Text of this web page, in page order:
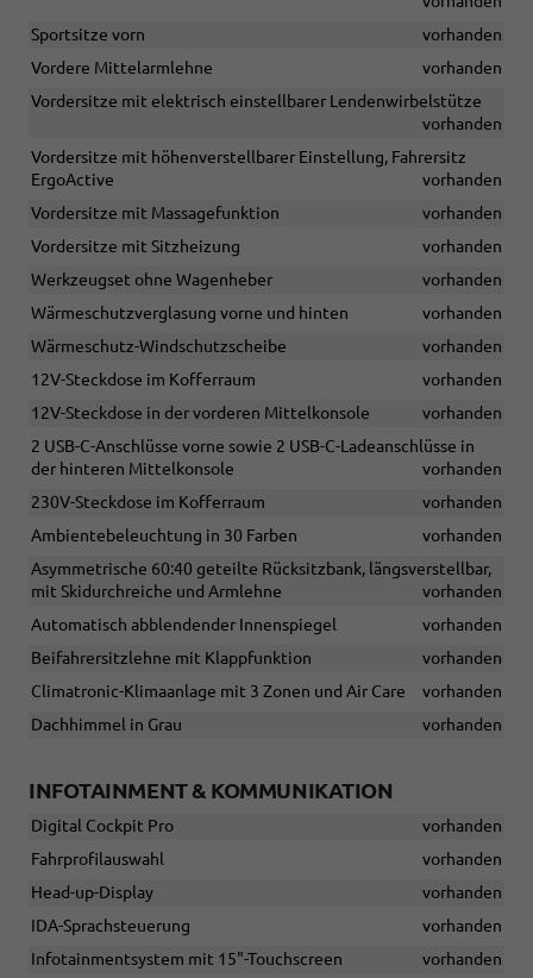
Sportsitze vorn
vorhanden
Vordere Mittelarmlehne
vorhanden
Vordersitze mit elektrisch einstellbarer Lendenwirbelstütze
vorhanden
Vordersitze mit höhenverstellbarer Einstellung, Fahrersitz
ErgoActive
vorhanden
Vordersitze mit Massagefunktion
vorhanden
Vordersitze mit Sitzheizung
vorhanden
Werkzeugset ohne Wagenheber
vorhanden
Wärmeschutzverglasung vorne und hinten
vorhanden
Wärmeschutz-Windschutzscheibe
vorhanden
12V-Steckdose im Kofferraum
vorhanden
12V-Steckdose in der vorderen Mittelkonsole
vorhanden
2 USB-C-Anschlüsse vorne sowie 2 USB-C-Ladeanschlüsse in
der hinteren Mittelkonsole
vorhanden
230V-Steckdose im Kofferraum
vorhanden
Ambientebeleuchtung in 30 Farben
vorhanden
Asymmetrische 60:40 geteilte Rücksitzbank, längsverstellbar,
mit Skidurchreiche und Armlehne
vorhanden
Automatisch abblendender Innenspiegel
vorhanden
Beifahrersitzlehne mit Klappfunktion
vorhanden
Climatronic-Klimaanlage mit 3 Zonen und Air Care
vorhanden
Dachhimmel in Grau
vorhanden
INFOTAINMENT & KOMMUNIKATION
Digital Cockpit Pro
vorhanden
Fahrprofilauswahl
vorhanden
Head-up-Display
vorhanden
IDA-Sprachsteuerung
vorhanden
Infotainmentsystem mit 15"-Touchscreen
vorhanden